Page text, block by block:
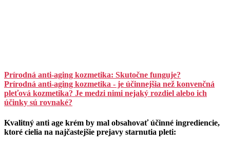
Prírodná anti-aging kozmetika: Skutočne funguje?
Prírodná anti-aging kozmetika - je účinnejšia než konvenčná
pleťová kozmetika? Je medzi nimi nejaký rozdiel alebo ich
účinky sú rovnaké?
Kvalitný anti age krém by mal obsahovať účinné ingrediencie,
ktoré cielia na najčastejšie prejavy starnutia pleti: